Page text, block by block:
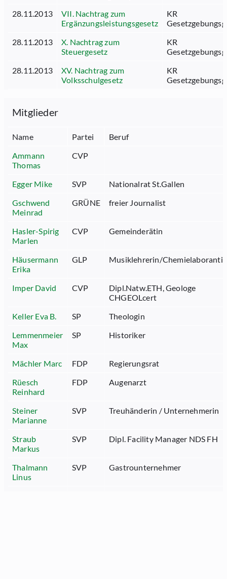
28.11.2013
VII. Nachtrag zum
Ergänzungsleistungsgesetz
KR
28.11.2013
X. Nachtrag zum
Steuergesetz
KR
28.11.2013
XV. Nachtrag zum
Volksschulgesetz
KR
Mitglieder
Name Partei
Beruf
Ammann
Thomas
CVP
Egger Mike SVP
Nationalrat St.Gallen
Gschwend
Meinrad
GRÜNE freier Journalist
Hasler-Spirig
Marlen
CVP Gemeinderätin
Häusermann
Erika
GLP Musiklehrerin/Chemielaborantin
Imper David CVP
Dipl.Natw.ETH, Geologe
CHGEOLcert
Keller Eva B.
SP
Theologin
Lemmenmeier
Max
SP Historiker
Mächler Marc FDP
Regierungsrat
Rüesch
Reinhard
FDP Augenarzt
Steiner
Marianne
SVP Treuhänderin / Unternehmerin
Straub
Markus
SVP Dipl. Facility Manager NDS FH
Thalmann
Linus
SVP Gastrounternehmer